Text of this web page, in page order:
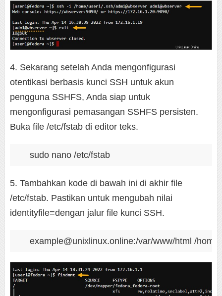
4. Sekarang setelah Anda mengonfigurasi
otentikasi berbasis kunci SSH untuk akun
pengguna SSHFS, Anda siap untuk
mengonfigurasi pemasangan SSHFS persisten.
Buka file /etc/fstab di editor teks.
sudo nano /etc/fstab
5. Tambahkan kode di bawah ini di akhir file
/etc/fstab. Pastikan untuk mengubah nilai
identityfile=dengan jalur file kunci SSH.
example@unixlinux.online:/var/www/html /